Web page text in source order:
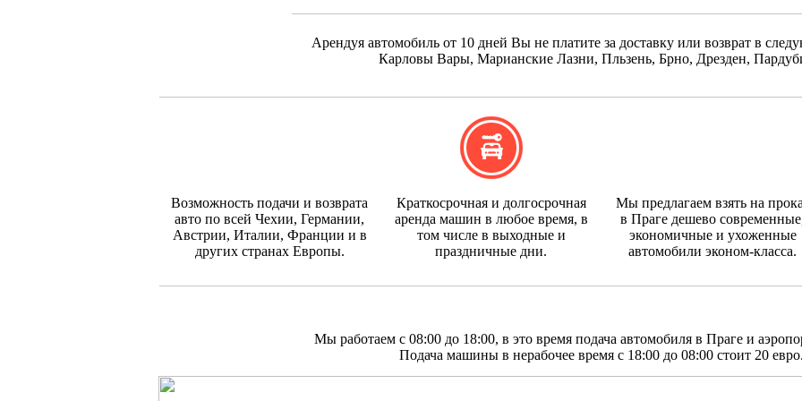
Арендуя автомобиль от 10 дней Вы не платите за доставку или возврат в
Карловы Вары, Марианские Лазни, Пльзень, Брно, Дрезден,
Возможность подачи и возврата
авто по всей Чехии, Германии,
Австрии, Италии, Франции и в
других странах Европы.
Краткосрочная и долгосрочная
аренда машин в любое время, в
том числе в выходные и
праздничные дни.
Мы предлагаем взять на
в Праге дешево
экономичные и ухоженные
автомобили эконом-класса.
Мы работаем с 08:00 до 18:00, в это время подача автомобиля в Праге и
Подача машины в нерабочее время с 18:00 до 08:00 стоит 20